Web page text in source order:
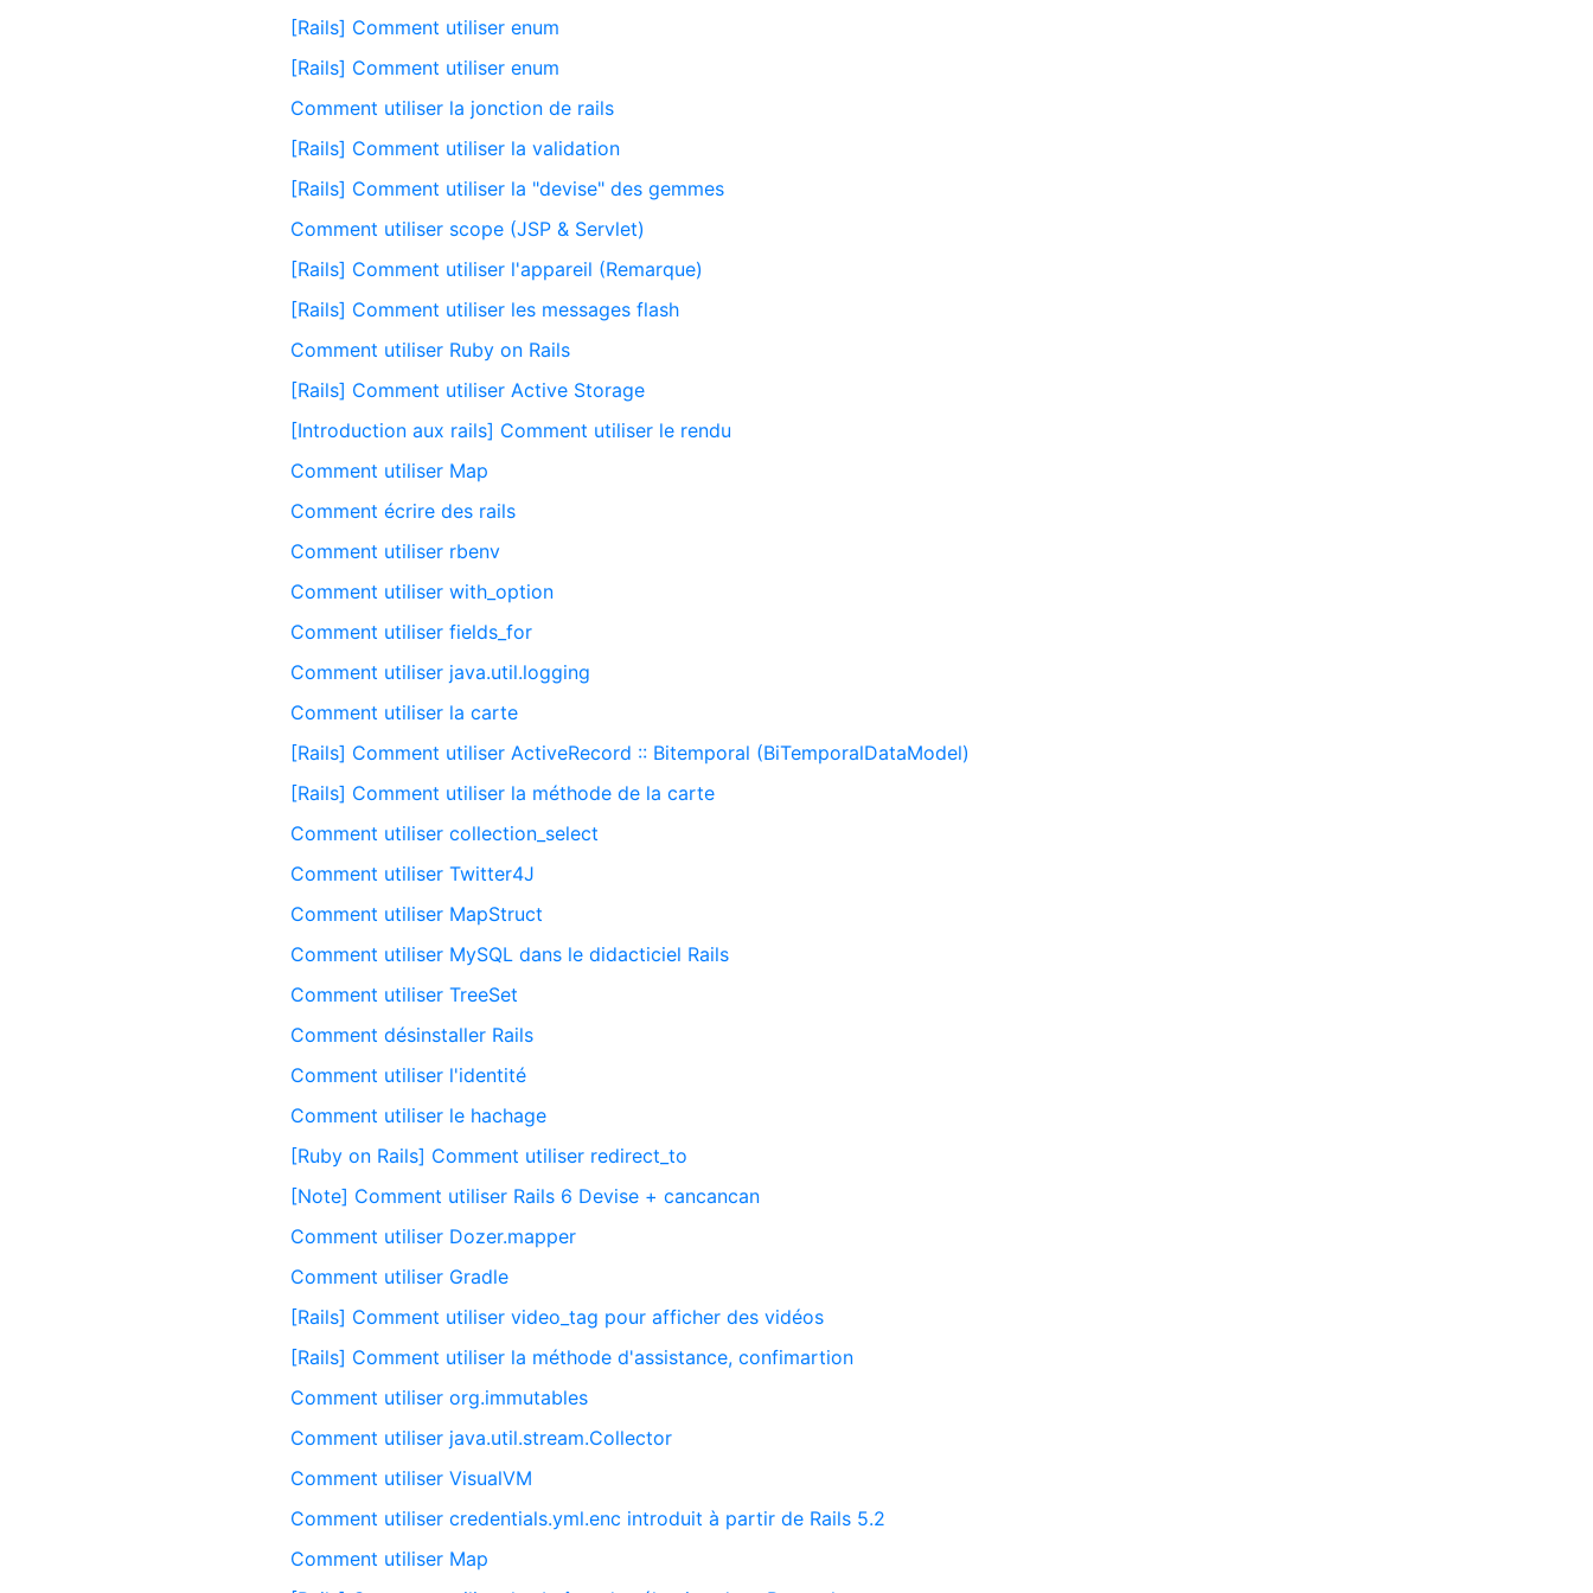
[Rails] Comment utiliser enum
[Rails] Comment utiliser enum
Comment utiliser la jonction de rails
[Rails] Comment utiliser la validation
[Rails] Comment utiliser la "devise" des gemmes
Comment utiliser scope (JSP & Servlet)
[Rails] Comment utiliser l'appareil (Remarque)
[Rails] Comment utiliser les messages flash
Comment utiliser Ruby on Rails
[Rails] Comment utiliser Active Storage
[Introduction aux rails] Comment utiliser le rendu
Comment utiliser Map
Comment écrire des rails
Comment utiliser rbenv
Comment utiliser with_option
Comment utiliser fields_for
Comment utiliser java.util.logging
Comment utiliser la carte
[Rails] Comment utiliser ActiveRecord :: Bitemporal (BiTemporalDataModel)
[Rails] Comment utiliser la méthode de la carte
Comment utiliser collection_select
Comment utiliser Twitter4J
Comment utiliser MapStruct
Comment utiliser MySQL dans le didacticiel Rails
Comment utiliser TreeSet
Comment désinstaller Rails
Comment utiliser l'identité
Comment utiliser le hachage
[Ruby on Rails] Comment utiliser redirect_to
[Note] Comment utiliser Rails 6 Devise + cancancan
Comment utiliser Dozer.mapper
Comment utiliser Gradle
[Rails] Comment utiliser video_tag pour afficher des vidéos
[Rails] Comment utiliser la méthode d'assistance, confimartion
Comment utiliser org.immutables
Comment utiliser java.util.stream.Collector
Comment utiliser VisualVM
Comment utiliser credentials.yml.enc introduit à partir de Rails 5.2
Comment utiliser Map